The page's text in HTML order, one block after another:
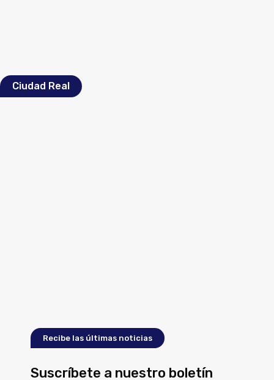
Ciudad Real
Recibe las últimas noticias
Suscríbete a nuestro boletín